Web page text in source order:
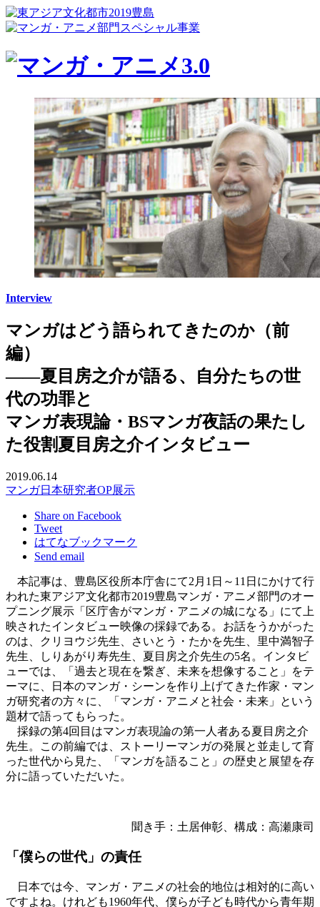
Interview
マンガはどう語られてきたのか（前
編）
――夏目房之介が語る、自分たちの世
代の功罪と
マンガ表現論・BSマンガ夜話の果たし
た役割夏目房之介インタビュー
2019.06.14
マンガ日本研究者OP展示
Share on Facebook
Tweet
はてなブックマーク
Send email
本記事は、豊島区役所本庁舎にて2月1日～11日にかけて行
われた東アジア文化都市2019豊島マンガ・アニメ部門のオー
プニング展示「区庁舎がマンガ・アニメの城になる」にて上
映されたインタビュー映像の採録である。お話をうかがった
のは、クリヨウジ先生、さいとう・たかを先生、里中満智子
先生、しりあがり寿先生、夏目房之介先生の5名。インタビ
ューでは、「過去と現在を繋ぎ、未来を想像すること」をテ
ーマに、日本のマンガ・シーンを作り上げてきた作家・マン
ガ研究者の方々に、「マンガ・アニメと社会・未来」という
題材で語ってもらった。
採録の第4回目はマンガ表現論の第一人者ある夏目房之介
先生。この前編では、ストーリーマンガの発展と並走して育
った世代から見た、「マンガを語ること」の歴史と展望を存
分に語っていただいた。
聞き手：土居伸彰、構成：高瀬康司
「僕らの世代」の責任
日本では今、マンガ・アニメの社会的地位は相対的に高い
ですよね。けれども1960年代、僕らが子ども時代から青年期